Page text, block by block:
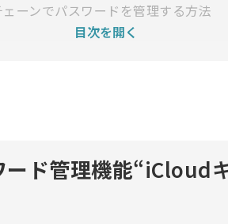
ーンでパスワードを管理する方法
が表示されない
動入力できない
目次を開く
ド管理機能“iCloud